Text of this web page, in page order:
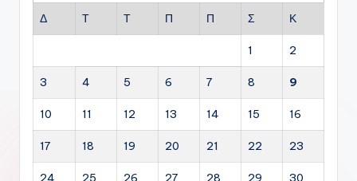
Δ Τ Τ Π Π Σ Κ
1 2
3 4 5 6 7 8 9
10 11 12 13 14 15 16
17 18 19 20 21 22 23
24 25 26 27 28 29 30